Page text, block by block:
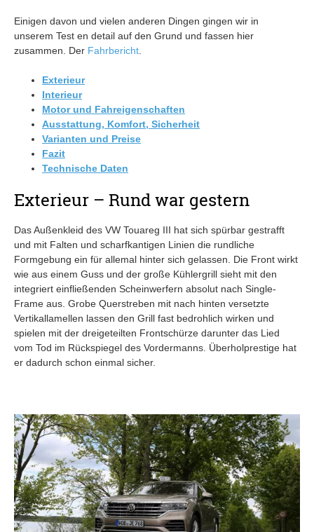
Einigen davon und vielen anderen Dingen gingen wir in
unserem Test en detail auf den Grund und fassen hier
zusammen. Der Fahrbericht
Exterieur
Interieur
Motor und Fahreigenschaften
Ausstattung, Komfort, Sicherheit
Varianten und Preise
Fazit
Technische Daten
Exterieur – Rund war gestern
Das Außenkleid des VW Touareg III hat sich spürbar gestrafft
und mit Falten und scharfkantigen Linien die rundliche
Formgebung ein für allemal hinter sich gelassen. Die Front wirkt
wie aus einem Guss und der große Kühlergrill sieht mit den
integriert einfließenden Scheinwerfern absolut nach Single-
Frame aus. Grobe Querstreben mit nach hinten versetzte
Vertikallamellen lassen den Grill fast bedrohlich wirken und
spielen mit der dreigeteilten Frontschürze darunter das Lied
vom Tod im Rückspiegel des Vordermanns. Überholprestige hat
er dadurch schon einmal sicher.